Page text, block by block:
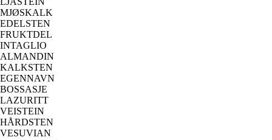
MJØSKALK
EDELSTEN
FRUKTDEL
INTAGLIO
ALMANDIN
KALKSTEN
EGENNAVN
BOSSASJE
LAZURITT
VEISTEIN
HÅRDSTEN
VESUVIAN